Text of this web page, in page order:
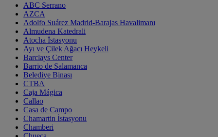
ABC Serrano
AZCA
Adolfo Suárez Madrid-Barajas Havalimanı
Almudena Katedrali
Atocha İstasyonu
Ayı ve Çilek Ağacı Heykeli
Barclays Center
Barrio de Salamanca
Belediye Binası
CTBA
Caja Mágica
Callao
Casa de Campo
Chamartin İstasyonu
Chamberi